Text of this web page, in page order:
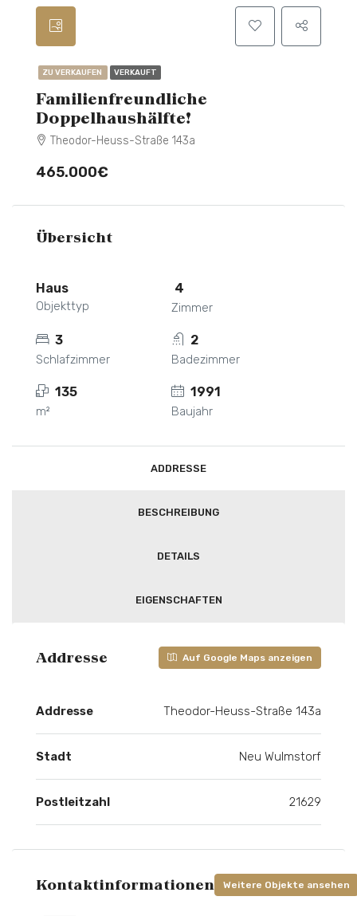
ZU VERKAUFEN VERKAUFT
Familienfreundliche
Doppelhaushälfte!
Theodor-Heuss-Straße 143a
465.000€
Übersicht
Haus
Objekttyp
4
Zimmer
3
Schlafzimmer
2
Badezimmer
135
m²
1991
Baujahr
ADDRESSE
BESCHREIBUNG
DETAILS
EIGENSCHAFTEN
Addresse Auf Google Maps anzeigen
Addresse Theodor-Heuss-Straße 143a
Stadt Neu Wulmstorf
Postleitzahl 21629
Kontaktinformationen Weitere Objekte ansehen